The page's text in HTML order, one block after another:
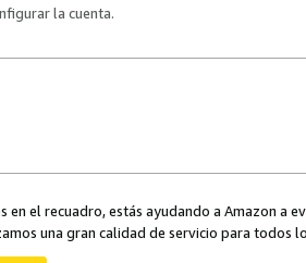
la cuenta.
en el recuadro, estás ayudando a Amazon
una gran calidad de servicio para todos